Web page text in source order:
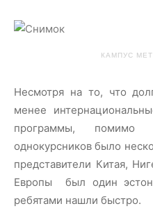
КАМПУС MET
Несмотря на то, что
менее
программы, помимо
однокурсников было
представители Китая,
Европы был один
ребятами нашли быстро.